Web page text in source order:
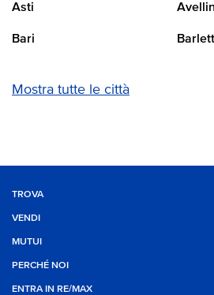
Asti
Bari
Mostra tutte le città
TROVA
VENDI
MUTUI
PERCHÉ NOI
ENTRA IN RE/MAX